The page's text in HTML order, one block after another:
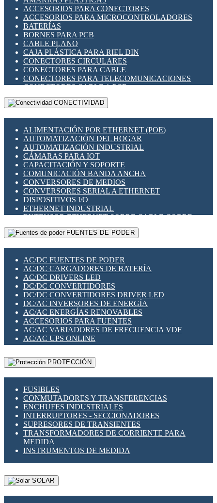
INDICADORES PARA PANEL
INTERFACES DE RELÉ
INTERRUPTORES FIN DE CARRERA
LLAVES CONMUTADORAS
MEDIDORES DE ENERGÍA Y TC'S DE CORRIENTE
MOTORES PASO A PASO
PANTALLAS HMI
PLC -CONTROLADORES LÓGICO PROGRAMABLES
PROGRAMADORES DE HORARIO
RELÉS DE PROTECCIÓN
SENSORES CAPACITIVOS
SENSORES INDUCTIVOS
TEMPORIZADORES
VARIACS
VARIADORES DE FRECUENCIA [VDF]
SECCIONADORES - INTERRUPTORES
MAQUINARIA
ACCESORIOS PARA CONECTORES
ACCESORIOS PARA MICROCONTROLADORES
BATERÍAS
BORNES PARA PCB
CABLE PLANO
CAJA PLÁSTICA PARA RIEL DIN
CONECTORES CIRCULARES
CONECTORES PARA CABLE
CONECTORES PARA TELECOMUNICACIONES
CONECTORES CABLE A PCB
CONECTORES PCB A CABLE
DIP SWITCHES
HERRAMIENTAS VARIAS
ILUMINACIÓN LED
INTERRUPTORES REED
INTERFACES DE RELÉ
OTROS RELÉS
PROTECCIÓN TÉRMICA
RELÉS AUTOMOTRICES
RELÉS DE SEÑAL
RELÉS DE ESTADO SÓLIDO SSR
RELÉS INDUSTRIALES
RELÉS MINIATURA DE POTENCIA
SENSORES MAGNÉTICOS
SWITCH Y MICROSWITCH
TARJETAS PI
UNIÓN Y DERIVACIÓN DE CABLE
CONECTIVIDAD
ALIMENTACIÓN POR ETHERNET (POE)
AUTOMATIZACIÓN DEL HOGAR
AUTOMATIZACIÓN INDUSTRIAL
CÁMARAS PARA IOT
CAPACITACIÓN Y SOPORTE
COMUNICACIÓN BANDA ANCHA
CONVERSORES DE MEDIOS
CONVERSORES SERIAL A ETHERNET
DISPOSITIVOS I/O
ETHERNET INDUSTRIAL
EXTENSOR ETHERNET SOBRE CABLE COBRE
GATEWAY LORAWAN
GESTIÓN DE REDES
PLACAS MODULARES IOT
SWITCHES Y REDES WIFI
SOLUCIONES IOT
SOLUCIONES LORAWAN
SOLUCIONES RED CELULAR
SEGURIDAD PARA REDES
SWITCHES LAN
TELEFONÍA IP (VOIP)
VIGILANCIA IP (CCTV)
MESHTASTIC
FUENTES DE PODER
AC/DC FUENTES DE PODER
AC/DC CARGADORES DE BATERÍA
AC/DC DRIVERS LED
DC/DC CONVERTIDORES
DC/DC CONVERTIDORES DRIVER LED
DC/AC INVERSORES DE ENERGÍA
AC/AC ENERGÍAS RENOVABLES
ACCESORIOS PARA FUENTES
AC/AC VARIADORES DE FRECUENCIA VDF
AC/AC UPS ONLINE
PROTECCIÓN
FUSIBLES
CONMUTADORES Y TRANSFERENCIAS
ENCHUFES INDUSTRIALES
INTERRUPTORES - SECCIONADORES
SUPRESORES DE TRANSIENTES
TRANSFORMADORES DE CORRIENTE PARA
MEDIDA
INSTRUMENTOS DE MEDIDA
SOLAR